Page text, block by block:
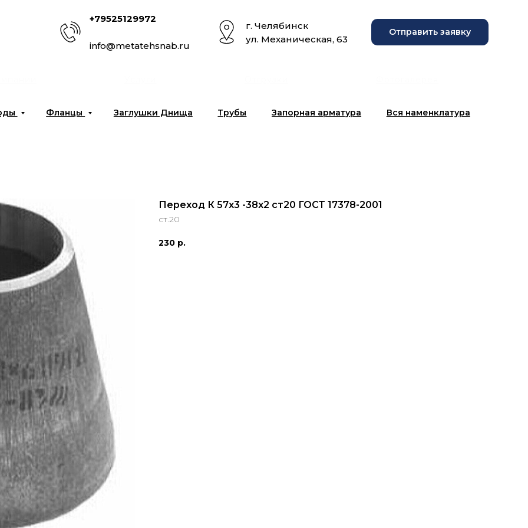
+79525129972
info@metatehsnab.ru
г. Челябинск
ул. Механическая, 63
Отправить заявку
Фланцы Заглушки Днища Трубы Запорная арматура Вся наменклатура
Переход К 57х3 -38х2 ст20 ГОСТ 17378-2001
ст.20
230 р.